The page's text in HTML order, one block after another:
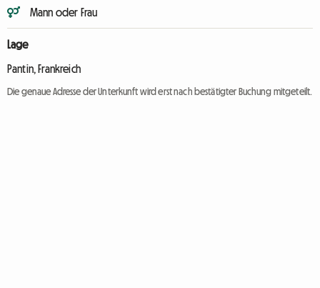
Mann oder Frau
Lage
Pantin, Frankreich
Die genaue Adresse der Unterkunft wird erst nach bestätigter Buchung mitgeteilt.